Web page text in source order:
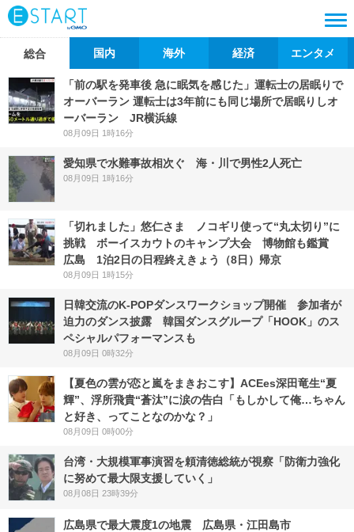
総合 国内 海外 経済 エンタメ
「前の駅を発車後 急に眠気を感じた」運転士の居眠りで
オーバーラン 運転士は3年前にも同じ場所で居眠りしオ
ーバーラン JR横浜線
08月09日 1時16分
愛知県で水難事故相次ぐ 海・川で男性2人死亡
08月09日 1時16分
「切れました」悠仁さま ノコギリ使って“丸太切り”に
挑戦 ボーイスカウトのキャンプ大会 博物館も鑑賞
広島 1泊2日の日程終えきょう（8日）帰京
08月09日 1時15分
日韓交流のK-POPダンスワークショップ開催 参加者が
迫力のダンス披露 韓国ダンスグループ「HOOK」のス
ペシャルパフォーマンスも
08月09日 0時32分
【夏色の雲が恋と嵐をまきおこす】ACEes深田竜生“夏
輝”、浮所飛貴“蒼汰”に涙の告白「もしかして俺…ちゃん
と好き、ってことなのかな？」
08月09日 0時00分
台湾・大規模軍事演習を頼清徳総統が視察「防衛力強化
に努めて最大限支援していく」
08月08日 23時39分
広島県で最大震度1の地震 広島県・江田島市